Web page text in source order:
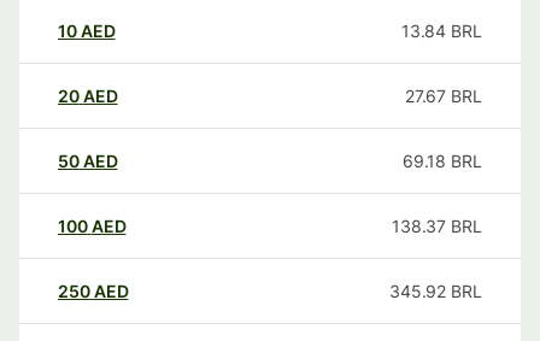
10AED 13.84 BRL
20AED 27.67 BRL
50AED 69.18 BRL
100AED 138.37 BRL
250AED 345.92 BRL